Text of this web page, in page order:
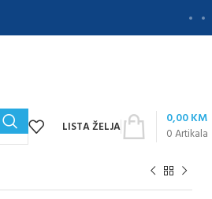
LISTA ŽELJA 0Artikala
0,00KM